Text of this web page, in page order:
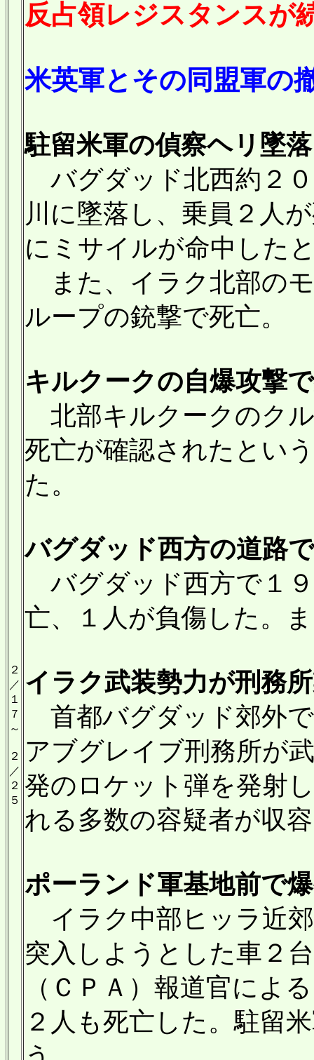
２
／
１
７
～
２
／
２
５
反占領レジスタンスが
米英軍とその同盟軍の
駐留米軍の偵察ヘリ墜
バグダッド北西約２
川に墜落し、乗員２人
にミサイルが命中した
また、イラク北部の
ループの銃撃で死亡。
キルクークの自爆攻撃
北部キルクークのク
死亡が確認されたとい
た。
バグダッド西方の道路
バグダッド西方で１
亡、１人が負傷した。
イラク武装勢力が刑務
首都バグダッド郊外
アブグレイブ刑務所が
発のロケット弾を発射
れる多数の容疑者が収
ポーランド軍基地前で
イラク中部ヒッラ近
突入しようとした車２
（ＣＰＡ）報道官によ
２人も死亡した。駐留